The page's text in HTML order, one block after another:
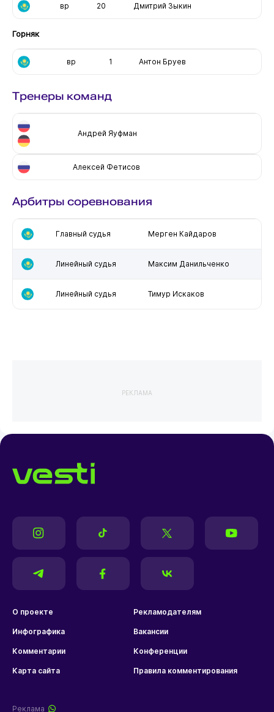
вр 20 Дмитрий Зыкин
Горняк
вр 1 Антон Бруев
Тренеры команд
Андрей Яуфман
Алексей Фетисов
Арбитры соревнования
Главный судья Мерген Кайдаров
Линейный судья Максим Данильченко
Линейный судья Тимур Искаков
РЕКЛАМА
О проекте Рекламодателям
Инфографика Вакансии
Комментарии Конференции
Карта сайта Правила комментирования
Реклама